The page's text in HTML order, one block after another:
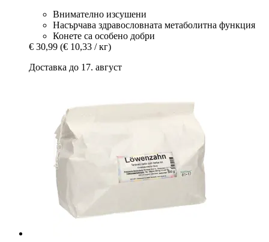
Внимателно изсушени
Насърчава здравословната метаболитна функция
Конете са особено добри
€ 30,99 (€ 10,33 / кг)
Доставка до 17. август